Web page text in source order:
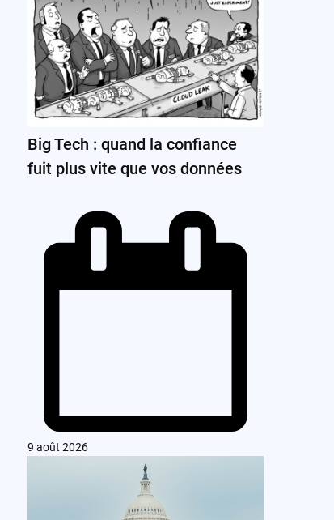
Big Tech : quand la confiance
fuit plus vite que vos données
9 août 2026